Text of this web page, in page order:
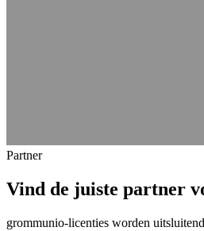
Partner
Vind de juiste partner
grommunio-licenties worden